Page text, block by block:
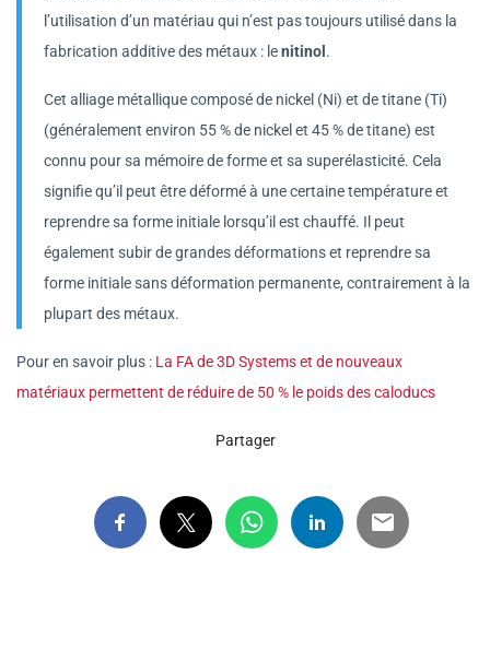
l’utilisation d’un matériau qui n’est pas toujours utilisé dans la
fabrication additive des métaux : lenitinol .
Cet alliage métallique composé de nickel (Ni) et de titane (Ti)
(généralement environ 55 % de nickel et 45 % de titane) est
connu pour sa mémoire de forme et sa superélasticité. Cela
signifie qu’il peut être déformé à une certaine température et
reprendre sa forme initiale lorsqu’il est chauffé. Il peut
également subir de grandes déformations et reprendre sa
forme initiale sans déformation permanente, contrairement à la
plupart des métaux.
Pour en savoir plus : La FA de 3D Systems et de nouveaux
matériaux permettent de réduire de 50 % le poids des caloducs
Partager